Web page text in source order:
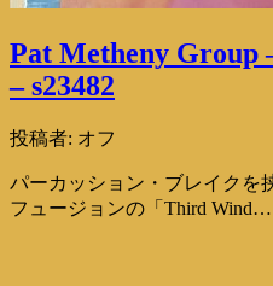
Pat Metheny Group
– s23482
投稿者: オフ
パーカッション・ブレイクを
フュージョンの「Third Wind…